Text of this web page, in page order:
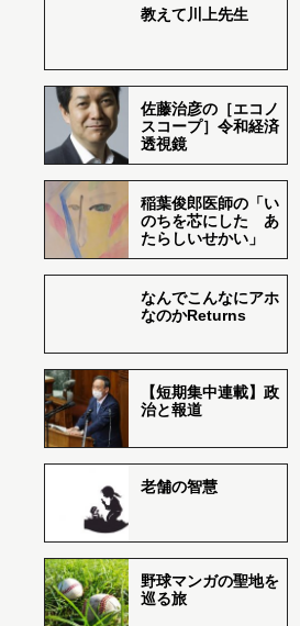
教えて川上先生
佐藤治彦の［エコノ
スコープ］令和経済
透視鏡
稲葉俊郎医師の「い
のちを芯にした あ
たらしいせかい」
なんでこんなにアホ
なのかReturns
【短期集中連載】政
治と報道
老舗の智慧
野球マンガの聖地を
巡る旅